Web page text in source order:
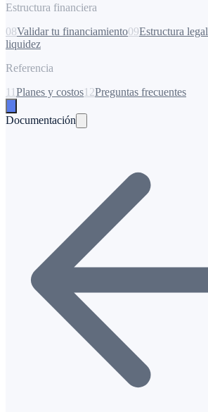
Estructura financiera
08Validar tu financiamiento09Estructura legal
liquidez
Referencia
11Planes y costos12Preguntas frecuentes
Documentación